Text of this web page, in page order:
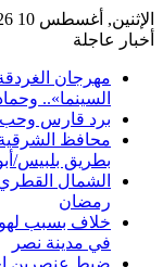
الإثنين, أغسطس 10 2026
أخبار عاجلة
مهرجان
السينما»..
برد قارس وحب
محافظ
بطريق بلبيس/
الشمال
رمضان
خلاف بسبب
في مدينة نصر
ضبط عنصرين